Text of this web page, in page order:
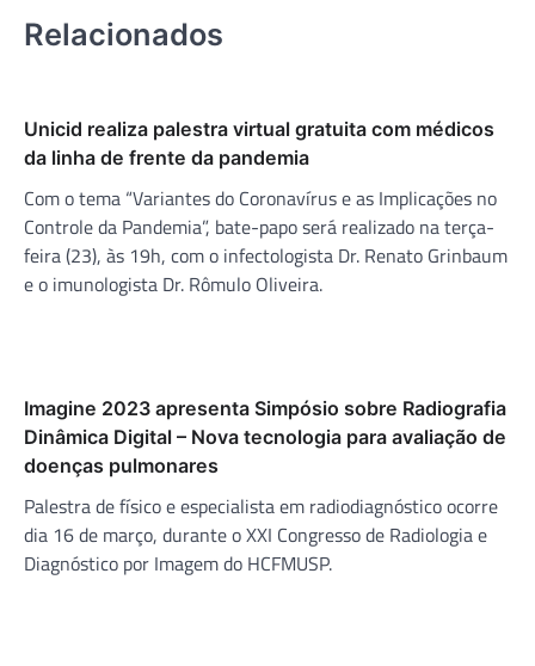
Relacionados
Unicid realiza palestra virtual gratuita com médicos
da linha de frente da pandemia
Com o tema “Variantes do Coronavírus e as Implicações no
Controle da Pandemia”, bate-papo será realizado na terça-
feira (23), às 19h, com o infectologista Dr. Renato Grinbaum
e o imunologista Dr. Rômulo Oliveira.
Imagine 2023 apresenta Simpósio sobre Radiografia
Dinâmica Digital – Nova tecnologia para avaliação de
doenças pulmonares
Palestra de físico e especialista em radiodiagnóstico ocorre
dia 16 de março, durante o XXI Congresso de Radiologia e
Diagnóstico por Imagem do HCFMUSP.